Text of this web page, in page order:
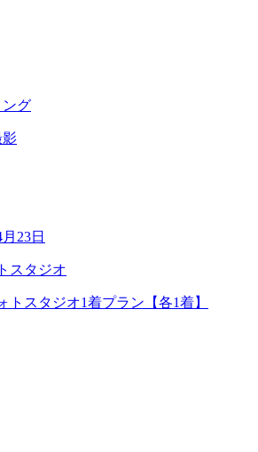
ング
影
月23日
スタジオ
トスタジオ1着プラン【各1着】